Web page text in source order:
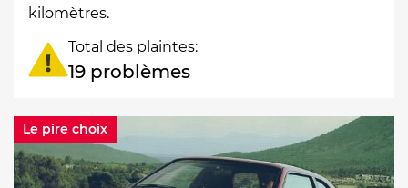
kilomètres.
Total des plaintes:
19 problèmes
Le pire choix